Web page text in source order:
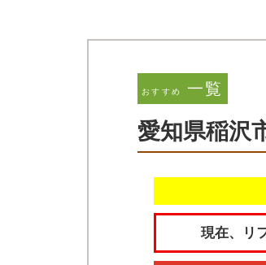
おすすめ 一覧
愛知県稲沢
現在、リ